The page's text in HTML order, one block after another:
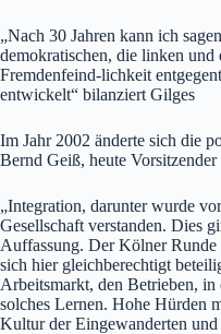
„Nach 30 Jahren kann ich
demokratischen, die linken
Fremdenfeind-lichkeit
entwickelt“ bilanziert Gilges
Im Jahr 2002 änderte sich die
Bernd Geiß, heute
„Integration, darunter wurde
Gesellschaft verstanden. Dies
Auffassung. Der Kölner Runde
sich hier gleichberechtigt
Arbeitsmarkt, den Betrieben,
solches Lernen. Hohe Hürden
Kultur der Eingewanderten